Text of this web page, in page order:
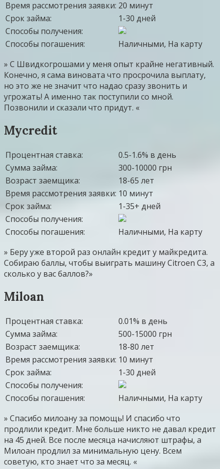
Время рассмотрения заявки: 20 минут
Срок займа:
1-30 дней
Способы получения:
Способы погашения:
Наличными, На карту
» С Швидкогрошами у меня опыт крайне негативный.
Конечно, я сама виновата что просрочила выплату,
но это же не значит что надао сразу звонить и
угрожать! А именно так поступили со мной.
Позвонили и сказали что придут. «
Mycredit
Процентная ставка:
0.5-1.6% в день
Сумма займа:
300-10000 грн
Возраст заемщика:
18-65 лет
Время рассмотрения заявки: 10 минут
Срок займа:
1-35+ дней
Способы получения:
Способы погашения:
Наличными, На карту
» Беру уже второй раз онлайн кредит у майкредита.
Собираю баллы, чтобы выиграть машину Сitroen C3, а
сколько у вас баллов?»
Miloan
Процентная ставка:
0.01% в день
Сумма займа:
500-15000 грн
Возраст заемщика:
18-80 лет
Время рассмотрения заявки: 10 минут
Срок займа:
1-30 дней
Способы получения:
Способы погашения:
Наличными, На карту
» Спасибо милоану за помощь! И спасибо что
продлили кредит. Мне больше никто не давал кредит
на 45 дней. Все после месяца начисляют штрафы, а
Милоан продлил за минимальную цену. Всем
советую, кто знает что за месяц. «